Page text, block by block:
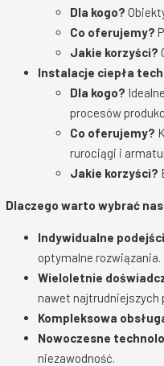
Dla kogo?
Co oferujemy?
Jakie korzyści?
Instalacje ciepła
Dla kogo?
procesów
Co oferujemy?
rurociągi i
Jakie korzyści?
Dlaczego warto wybrać
Indywidualne
optymalne rozwiązania.
Wieloletnie
nawet najtrudniejszych
Kompleksowa
Nowoczesne
niezawodność.